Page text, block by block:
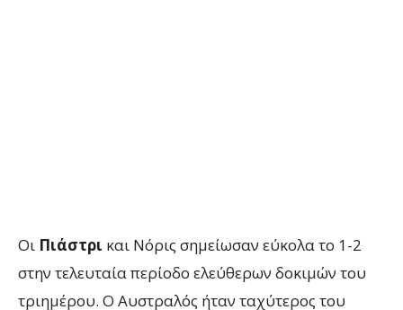
Οι Πιάστρι και Νόρις σημείωσαν εύκολα το 1-2
στην τελευταία περίοδο ελεύθερων δοκιμών του
τριημέρου. Ο Αυστραλός ήταν ταχύτερος του